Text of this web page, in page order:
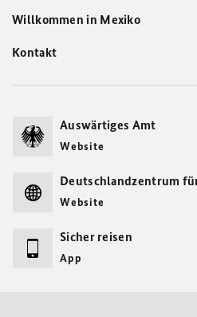
Willkommen in Mexiko
Kontakt
Auswärtiges Amt
Website
Deutschlandzentrum
Website
Sicher reisen
App